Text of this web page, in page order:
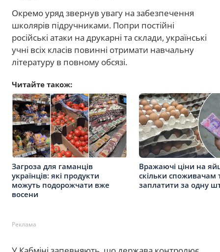
Окремо уряд звернув увагу на забезпечення
школярів підручниками. Попри постійні
російські атаки на друкарні та склади, українські
учні всіх класів повинні отримати навчальну
літературу в повному обсязі.
Читайте також:
Загроза для гаманців
українців: які продукти
можуть подорожчати вже
восени
Вражаючі ціни на
скільки споживачам
заплатити за одну
Реклама